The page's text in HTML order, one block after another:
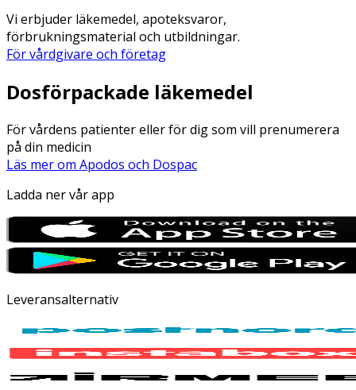
Vi erbjuder läkemedel, apoteksvaror,
förbrukningsmaterial och utbildningar.
För vårdgivare och företag
Dosförpackade läkemedel
För vårdens patienter eller för dig som vill prenumerera
på din medicin
Läs mer om Apodos och Dospac
Ladda ner vår app
Leveransalternativ